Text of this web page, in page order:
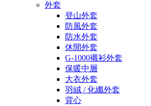
外套
登山外套
防風外套
防水外套
休閒外套
G-1000襯衫外套
保暖中層
大衣外套
羽絨 / 化纖外套
背心